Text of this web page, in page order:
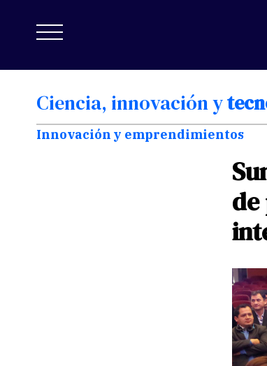
Ciencia, innovacióny
Innovación y emprendimientos
de